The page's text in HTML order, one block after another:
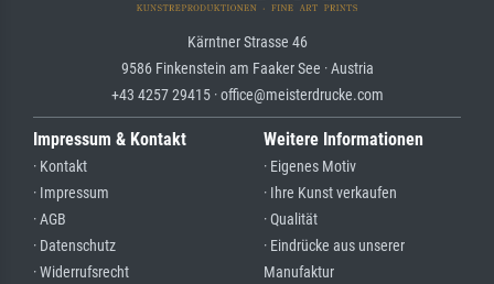
Kärntner Strasse 46
9586 Finkenstein am Faaker See · Austria
+43 4257 29415 · office@meisterdrucke.com
Impressum & Kontakt
· Kontakt
· Impressum
· AGB
· Datenschutz
· Widerrufsrecht
Weitere Informationen
· Eigenes Motiv
· Ihre Kunst verkaufen
· Qualität
· Eindrücke aus unserer
Manufaktur